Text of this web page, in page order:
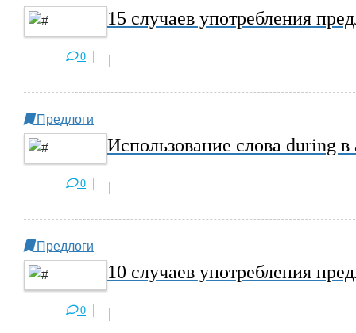
15 случаев употребления
0
Предлоги
Использование слова during
0
Предлоги
10 случаев употребления
0